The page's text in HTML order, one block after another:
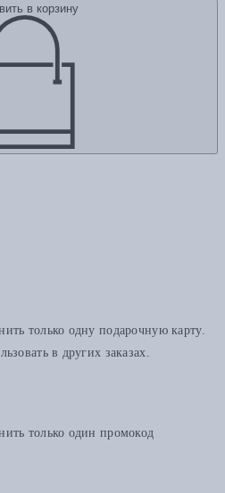
в корзину
только одну подарочную карту.
в других заказах.
только один промокод